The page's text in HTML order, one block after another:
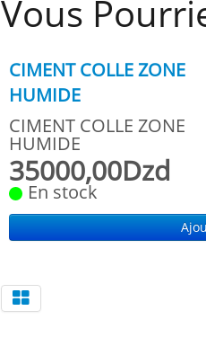
Vous
CIMENT COLLE ZONE
HUMIDE
CIMENT COLLE ZONE
HUMIDE
35000,00Dzd
En stock